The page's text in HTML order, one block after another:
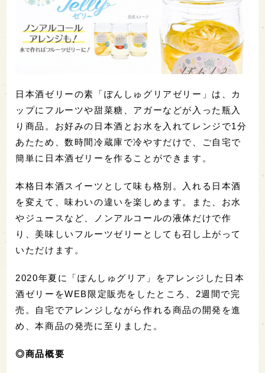
日本酒ゼリーの素「ぽんしゅグリアゼリー」は、カ
ップにフルーツや甜菜糖、アガーなどが入った瓶入
り商品。お好みの日本酒とお水を入れてレンジで1分
あたため、数時間冷蔵庫で冷やすだけで、ご自宅で
簡単に日本酒ゼリーを作ることができます。
本格日本酒スイーツとして味も格別。入れる日本酒
を変えて、味わいの違いを楽しめます。また、お水
やジュースなど、ノンアルコールの液体だけで作
り、美味しいフルーツゼリーとしても召し上がって
いただけます。
2020年夏に「ぽんしゅグリア」をアレンジした日本
酒ゼリーをWEB限定販売をしたところ、2週間で完
売。自宅でアレンジしながら作れる商品の開発を進
め、本商品の発売に至りました。
◎商品概要